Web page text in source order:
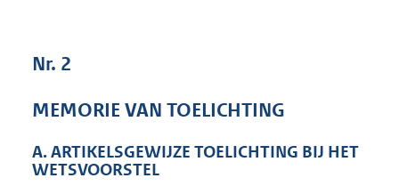
K
Nr. 2
MEMORIE VAN TOELICHTING
A. ARTIKELSGEWIJZE TOELICHTING BIJ HET
WETSVOORSTEL